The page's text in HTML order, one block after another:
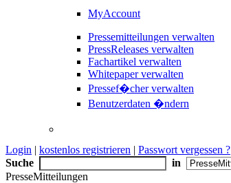
MyAccount
Pressemitteilungen verwalten
PressReleases verwalten
Fachartikel verwalten
Whitepaper verwalten
Pressef�cher verwalten
Benutzerdaten �ndern
Login | kostenlos registrieren | Passwort vergessen ?
Suche
in
PresseMitteilungen